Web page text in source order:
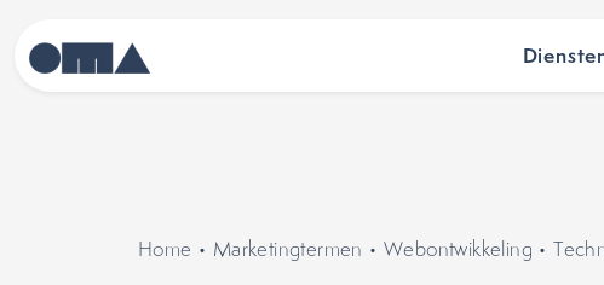
Home • Marketingtermen •Webontwikkeling •